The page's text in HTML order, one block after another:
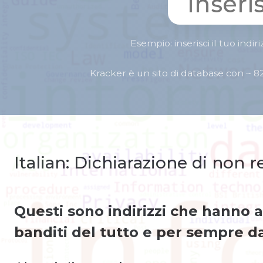
Esempio: inserisci il tuo
Kracker è un sito di database con ~
Italian: Dichiarazione di non
Questi sono indirizzi che hanno
banditi del tutto e per sempre